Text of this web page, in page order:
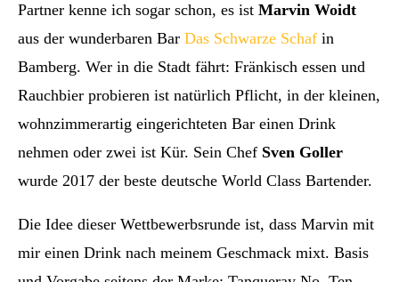
Partner kenne ich sogar schon, es ist Marvin Woidt
aus der wunderbaren Bar Das Schwarze Schaf in
Bamberg. Wer in die Stadt fährt: Fränkisch essen und
Rauchbier probieren ist natürlich Pflicht, in der kleinen,
wohnzimmerartig eingerichteten Bar einen Drink
nehmen oder zwei ist Kür. Sein Chef Sven Goller
wurde 2017 der beste deutsche World Class Bartender.
Die Idee dieser Wettbewerbsrunde ist, dass Marvin mit
mir einen Drink nach meinem Geschmack mixt. Basis